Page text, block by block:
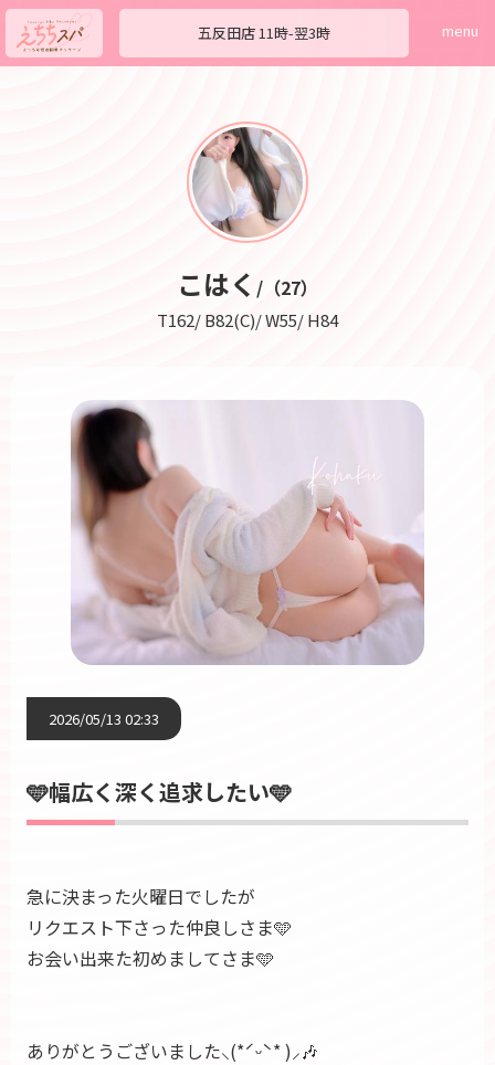
五反田店11時-翌3時 menu
こはく /（27）
T162/ B82(C)/ W55/ H84
2026/05/13 02:33
🩵幅広く深く追求したい🩵
急に決まった火曜日でしたが
リクエスト下さった仲良しさま🩵
お会い出来た初めましてさま🩵
ありがとうございました‪⸜(*ˊᵕˋ* )⸝‬🎶